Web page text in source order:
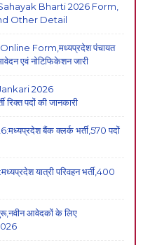
Bharti 2026 Form,
Other Detail
Form,मध्यप्रदेश पंचायत
एवं नोटिफिकेशन जारी
2026
पदों की जानकारी
बैंक क्लर्क भर्ती,570 पदों
यात्री परिवहन भर्ती,400
शुरू,नवीन आवेदकों के लिए